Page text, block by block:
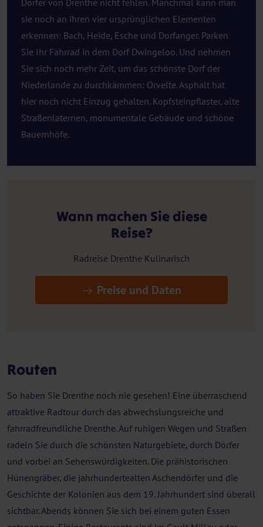
Dörfer von Drenthe nicht fehlen. Manchmal kann man
sie noch an ihren vier ursprünglichen Elementen
erkennen: Bach, Heide, Esche und Dorfanger. Parken
Sie Ihr Fahrrad in dem Dorf Dwingeloo. Und nehmen
Sie sich noch mehr Zeit, um das schönste Dorf der
Niederlande zu durchkämmen: Orvelte. Asphalt hat
hier noch nicht Einzug gehalten. Kopfsteinpflaster, alte
Straßenlaternen, monumentale Gebäude und schöne
Bauernhöfe.
Wann machen Sie diese
Reise?
Radreise Drenthe Kulinarisch
Preise und Daten
Routen
So haben Sie Drenthe noch nie gesehen! Eine überraschend
attraktive Radtour durch das abwechslungsreiche und
fahrradfreundliche Drenthe. Auf ruhigen Wegen und Straßen
radeln Sie durch die schönsten Naturgebiete, durch Dörfer
und vorbei an Sehenswürdigkeiten. Die prähistorischen
Hünengräber, die jahrhundertealten Aschendörfer und die
Geschichte der Kolonien aus dem 19. Jahrhundert sind überall
sichtbar. Abends können Sie sich bei einem guten Essen